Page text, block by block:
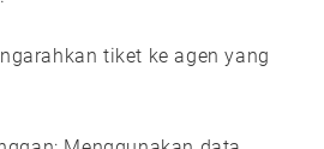
tiket ke agen yang